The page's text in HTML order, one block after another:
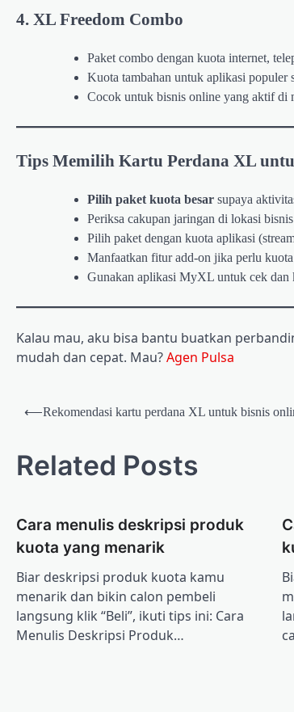
4. XL Freedom Combo
Paket combo dengan kuota internet,
Kuota tambahan untuk aplikasi populer
Cocok untuk bisnis online yang aktif di
Tips Memilih Kartu Perdana XL
Pilih paket kuota besar supaya
Periksa cakupan jaringan di lokasi
Pilih paket dengan kuota aplikasi
Manfaatkan fitur add-on jika perlu kuota
Gunakan aplikasi MyXL untuk cek dan
Kalau mau, aku bisa bantu buatkan
mudah dan cepat. Mau?Agen Pulsa
Post
⟵Rekomendasi kartu perdana XL untuk bisnis
Related Posts
Cara menulis deskripsi produk
kuota yang menarik
Biar deskripsi produk kuota kamu
menarik dan bikin calon pembeli
langsung klik “Beli”, ikuti tips ini: Cara
Menulis Deskripsi Produk…